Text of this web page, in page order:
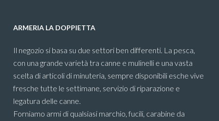
ARMERIA LA DOPPIETTA
Il negozio si basa su due settori ben differenti. La pesca,
con una grande varietà tra canne e mulinelli e una vasta
scelta di articoli di minuteria, sempre disponibili esche vive
fresche tutte le settimane, servizio di riparazione e
legatura delle canne.
Forniamo armi di qualsiasi marchio, fucili, carabine da